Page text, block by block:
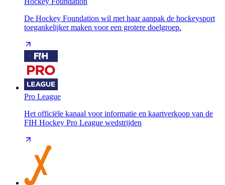
De Hockey Foundation wil met haar aanpak de hockeysport
toegankelijker maken voor een grotere doelgroep.
Pro League
Het officiële kanaal voor informatie en kaartverkoop van de
FIH Hockey Pro League wedstrijden